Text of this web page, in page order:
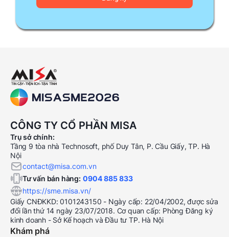
CÔNG TY CỔ PHẦN MISA
Trụ sở chính:
Tầng 9 tòa nhà Technosoft, phố Duy Tân, P. Cầu Giấy, TP. Hà
Nội
contact@misa.com.vn
Tư vấn bán hàng: 0904 885 833
https://sme.misa.vn/
Giấy CNĐKKD: 0101243150 - Ngày cấp: 22/04/2002, được sửa
đổi lần thứ 14 ngày 23/07/2018. Cơ quan cấp: Phòng Đăng ký
kinh doanh - Sở Kế hoạch và Đầu tư TP. Hà Nội
Khám phá